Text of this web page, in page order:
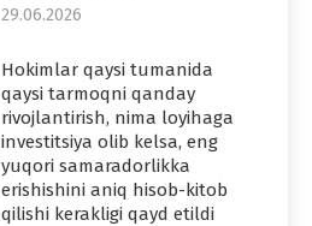
29.06.2026
Hokimlar qaysi tumanida
qaysi tarmoqni qanday
rivojlantirish, nima loyihaga
investitsiya olib kelsa, eng
yuqori samaradorlikka
erishishini aniq hisob-kitob
qilishi kerakligi qayd etildi